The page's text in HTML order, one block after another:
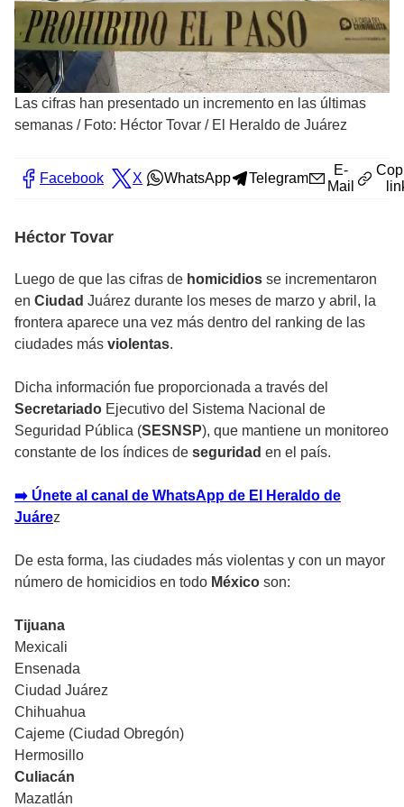
Las cifras han presentado un incremento en las últimas
semanas / Foto: Héctor Tovar / El Heraldo de Juárez
Facebook X WhatsApp Telegram
E-
Mail
Héctor Tovar
Luego de que las cifras de homicidios se incrementaron
en Ciudad Juárez durante los meses de marzo y abril, la
frontera aparece una vez más dentro del ranking de las
ciudades más violentas.
Dicha información fue proporcionada a través del
Secretariado Ejecutivo del Sistema Nacional de
Seguridad Pública (SESNSP), que mantiene un monitoreo
constante de los índices de seguridad en el país.
➡️ Únete al canal de WhatsApp de El Heraldo de
Juárez
De esta forma, las ciudades más violentas y con un mayor
número de homicidios en todo México son:
Tijuana
Mexicali
Ensenada
Ciudad Juárez
Chihuahua
Cajeme (Ciudad Obregón)
Hermosillo
Culiacán
Mazatlán